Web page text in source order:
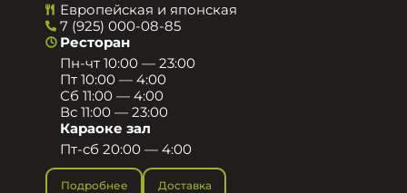
Европейская и японская
7 (925) 000-08-85
Ресторан
Пн-чт 10:00 — 23:00
Пт 10:00 — 4:00
Сб 11:00 — 4:00
Вс 11:00 — 23:00
Караоке зал
Пт-сб 20:00 — 4:00
Подробнее Доставка